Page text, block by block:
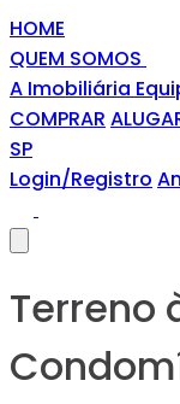
HOME
QUEM SOMOS
A Imobiliária
COMPRAR
SP
Login/Registro
Terreno